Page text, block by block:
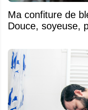
Ma confiture de
Douce, soyeuse,